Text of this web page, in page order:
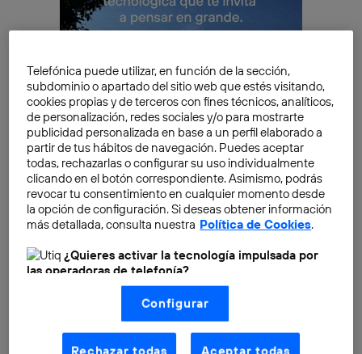
En este punto hemos visto muchos cambios en los
últimos años, gracias al crecimiento de las plataformas
de publicación y redes sociales en Internet, en
particular de las basadas en la geolocalización.
Y es que buena parte delfuturo de los buscadores
viene por el lado de la integración entre resultados y
nuestra posición en el mundo. O sea, hacer una
Telefónica puede utilizar, en función de la sección,
subdominio o apartado del sitio web que estés visitando,
cookies propias y de terceros con fines técnicos, analíticos,
de personalización, redes sociales y/o para mostrarte
publicidad personalizada en base a un perfil elaborado a
partir de tus hábitos de navegación. Puedes aceptar
todas, rechazarlas o configurar su uso individualmente
clicando en el botón correspondiente. Asimismo, podrás
revocar tu consentimiento en cualquier momento desde
la opción de configuración. Si deseas obtener información
más detallada, consulta nuestra Política de Cookies.
¿Quieres activar la tecnología impulsada por
las operadoras de telefonía?
Nosotros, Telefónica S.A., utilizamos la tecnología Utiq para
realizar nuestras acciones de marketing digital o análisis
(como se describe en este aviso de consentimiento)
basadas en tu navegación en nuestra(s) web(s)
aquí(solo cuando utilizas una conexión a
Configurar